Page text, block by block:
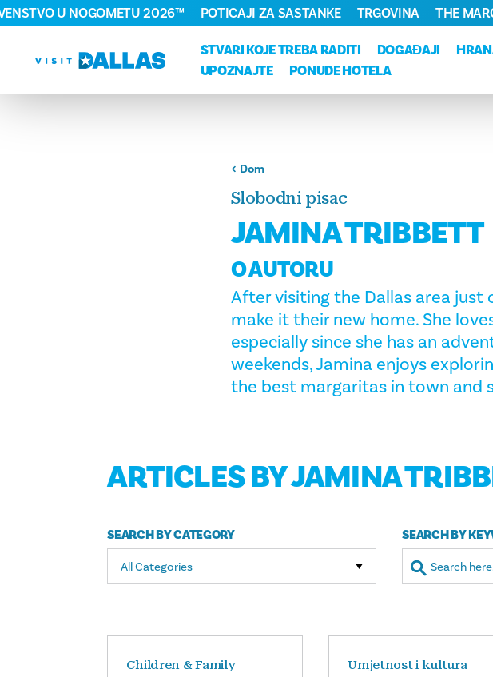
Preskoči na sadržaj
STVARI KOJE TREBA RADITI
DOGAĐAJI
UPOZNAJTE
PONUDE HOTELA
U NOGOMETU 2026™ POTICAJI ZA SASTANKE TRGOVINA THE
Dom
Slobodni pisac
JAMINA TRIBBETT
O AUTORU
After visiting the Dallas area just
make it their new home. She
especially since she has an
weekends, Jamina enjoys
the best margaritas in town and
ARTICLES BY JAMINA
SEARCH BY CATEGORY
All Categories
SEARCH BY
Children & Family Umjetnost i kultura